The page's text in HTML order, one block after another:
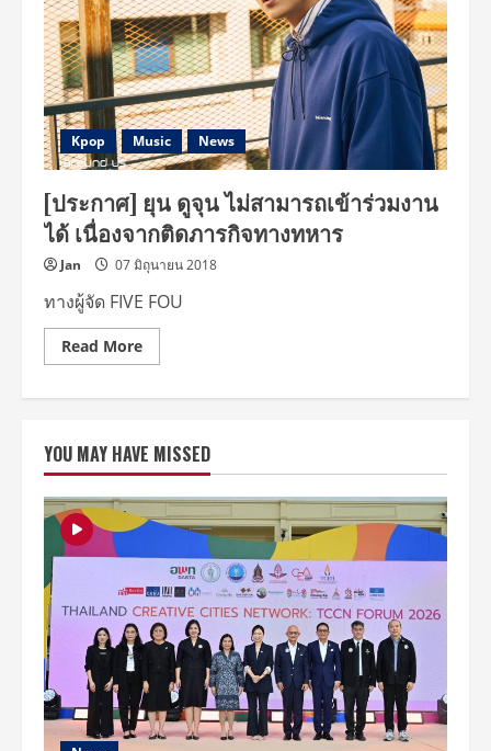
Kpop Music News
[ประกาศ] ยุน ดูจุน ไม่สามารถเข้าร่วมงาน
ได้ เนื่องจากติดภารกิจทางทหาร
Jan 07 มิถุนายน 2018
ทางผู้จัด FIVE FOU
Read MoreRead
more
ไม่
สามารถ
เข้า
ร่วม
งาน
ได้
ติด
ภารกิจ
ทาง
ทหาร
YOU MAY HAVE MISSED